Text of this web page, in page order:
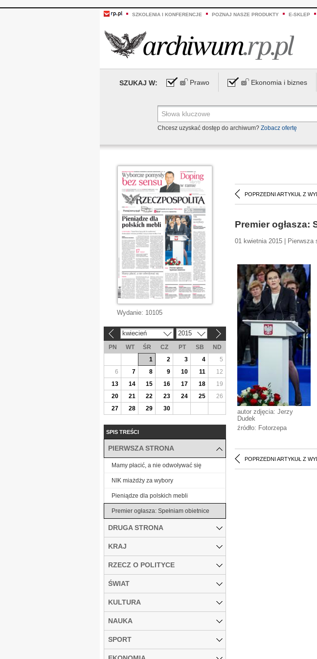
SZKOLENIA I KONFERENCJE POZNAJ NASZE PRODUKTY E-SKLEP
SZUKAJ W: Prawo Ekonomia i biznes
Chcesz uzyskać dostęp do archiwum? Zobacz ofertę
POPRZEDNI ARTYKUŁ Z
Premier ogłasza:
01 kwietnia 2015 | Pierwsza
autor zdjęcia: Jerzy
Dudek
źródło: Fotorzepa
POPRZEDNI ARTYKUŁ Z
Wydanie: 10105
kwiecień 2015
PN WT ŚR CZ PT SB
ND
1
2 3 4
5
6
7 8 9 10 11
12
13
14 15 16 17 18
19
20
21 22 23 24 25
26
27
28 29 30
SPIS TREŚCI
PIERWSZA STRONA
Mamy płacić, a nie odwoływać się
NIK miażdży za wybory
Pieniądze dla polskich mebli
Premier ogłasza: Spełniam obietnice
DRUGA STRONA
KRAJ
RZECZ O POLITYCE
ŚWIAT
KULTURA
NAUKA
SPORT